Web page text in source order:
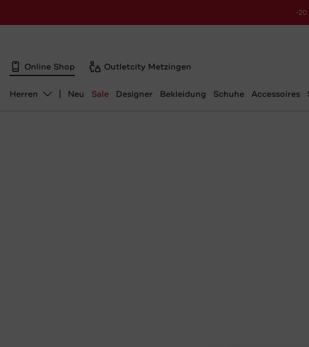
-20
Online Shop Outletcity Metzingen
Abteilung ändern, ausgewählt:
Herren Neu Sale Designer Bekleidung Schuhe Accessoires